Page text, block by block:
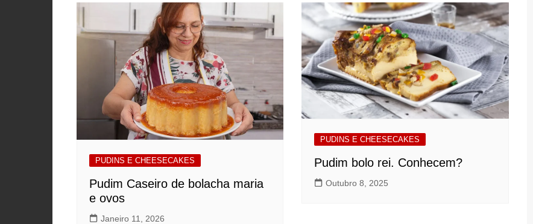
PUDINS E CHEESECAKES
Pudim Caseiro de bolacha maria
e ovos
Janeiro 11, 2026
PUDINS E CHEESECAKES
Pudim bolo rei. Conhecem?
Outubro 8, 2025